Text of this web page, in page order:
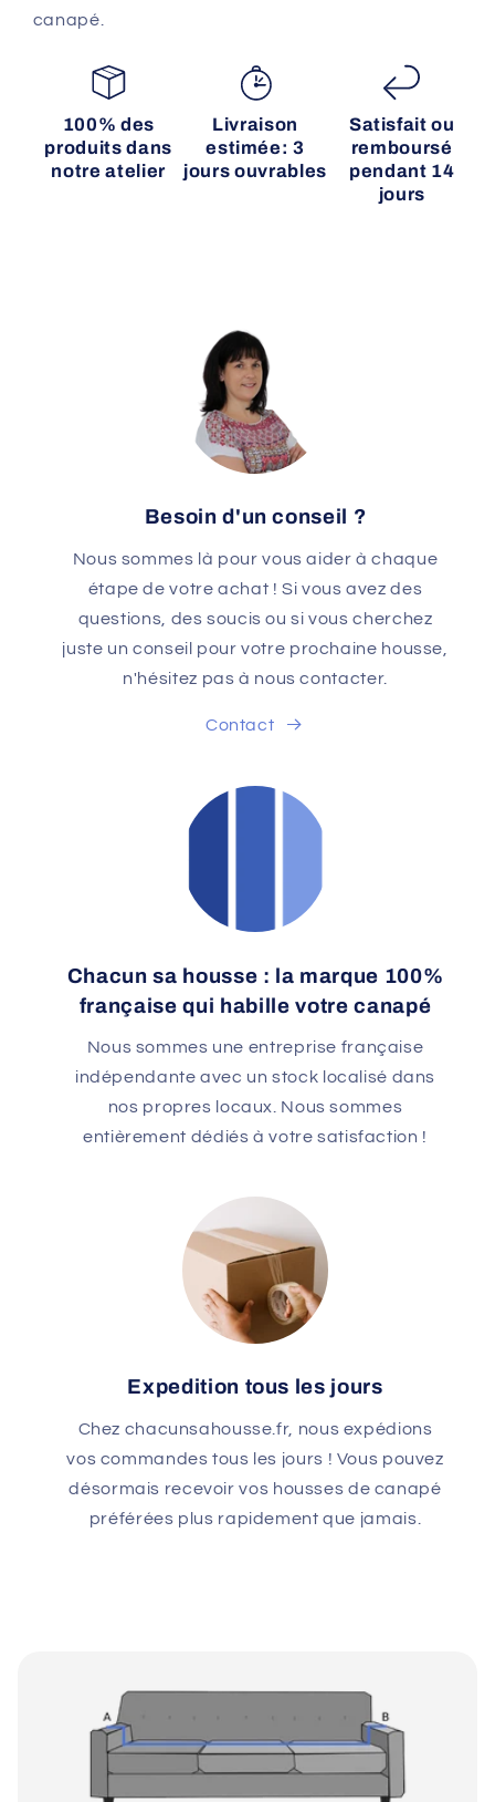
canapé.
100% des
produits dans
notre atelier
Livraison
estimée: 3
jours ouvrables
Satisfait ou
remboursé
pendant 14
jours
Besoin d'un conseil ?
Nous sommes là pour vous aider à chaque
étape de votre achat ! Si vous avez des
questions, des soucis ou si vous cherchez
juste un conseil pour votre prochaine housse,
n'hésitez pas à nous contacter.
Contact
Chacun sa housse : la marque 100%
française qui habille votre canapé
Nous sommes une entreprise française
indépendante avec un stock localisé dans
nos propres locaux. Nous sommes
entièrement dédiés à votre satisfaction !
Expedition tous les jours
Chez chacunsahousse.fr, nous expédions
vos commandes tous les jours ! Vous pouvez
désormais recevoir vos housses de canapé
préférées plus rapidement que jamais.